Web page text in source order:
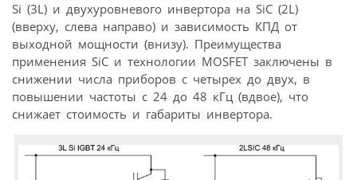
Si (3L) и двухуровневого инвертора на SiC (2L)
(вверху, слева направо) и зависимость КПД от
выходной мощности (внизу). Преимущества
применения SiC и технологии MOSFET заключены в
снижении числа приборов с четырех до двух, в
повышении частоты с 24 до 48 кГц (вдвое), что
снижает стоимость и габариты инвертора.